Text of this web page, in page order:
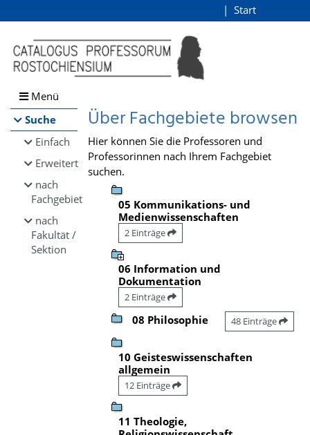
Browsen
direkt zum Inhalt
Start
Menü
Suche
Einfach
Erweitert
nach
Fachgebiet
nach
Fakultät /
Sektion
Über Fachgebiete browsen
Hier können Sie die Professoren und
Professorinnen nach Ihrem Fachgebiet
suchen.
05 Kommunikations- und
Medienwissenschaften
2 Einträge
06 Information und
Dokumentation
2 Einträge
08 Philosophie 48 Einträge
10 Geisteswissenschaften
allgemein
12 Einträge
11 Theologie,